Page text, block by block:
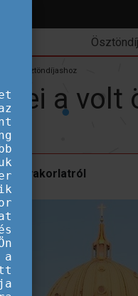
volt ösztöndíjashoz
a volt
gyakorlatról